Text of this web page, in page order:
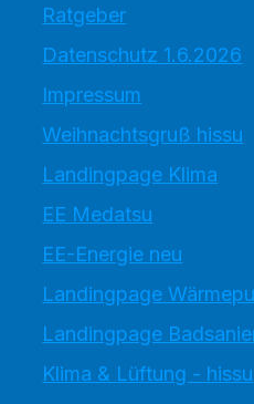
Ratgeber
Datenschutz 1.6.2026
Impressum
Weihnachtsgruß hissu
Landingpage Klima
EE Medatsu
EE-Energie neu
Landingpage
Landingpage
Klima & Lüftung - hissu